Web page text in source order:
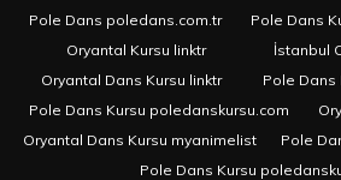
Pole Dans poledans.com.tr
Pole Dans
Oryantal Kursu linktr
İstanbul
Oryantal Dans Kursu linktr
Pole
Pole Dans Kursu poledanskursu.com
Oryantal Dans Kursu myanimelist
Pole
Pole Dans Kursu